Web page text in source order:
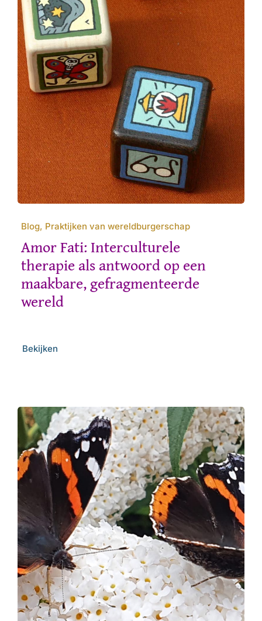
Blog, Praktijken van wereldburgerschap
Amor Fati: Interculturele
therapie als antwoord op een
maakbare, gefragmenteerde
wereld
Bekijken